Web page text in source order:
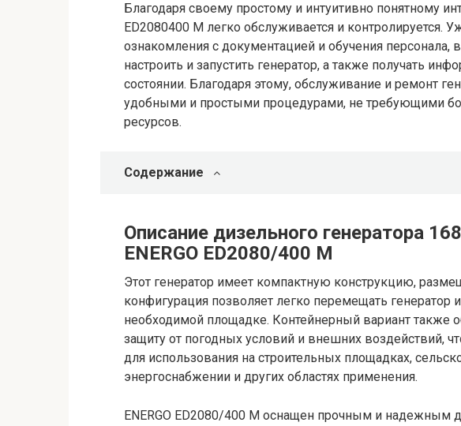
Благодаря своему простому и интуитивно понятному
ED2080400 M легко обслуживается и контролируется.
ознакомления с документацией и обучения персонала,
настроить и запустить генератор, а также получать
состоянии. Благодаря этому, обслуживание и ремонт
удобными и простыми процедурами, не требующими
ресурсов.
Содержание
Описание дизельного генератора
ENERGO ED2080/400 M
Этот генератор имеет компактную конструкцию,
конфигурация позволяет легко перемещать генератор
необходимой площадке. Контейнерный вариант также
защиту от погодных условий и внешних воздействий,
для использования на строительных площадках,
энергоснабжении и других областях применения.
ENERGO ED2080/400 M оснащен прочным и надежным